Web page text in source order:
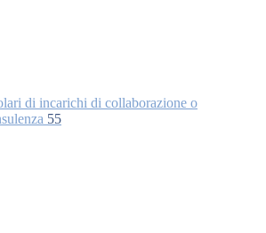
di incarichi di collaborazione o
55